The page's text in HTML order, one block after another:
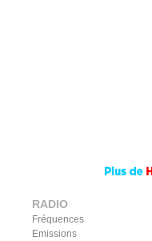
RADIO
Fréquences
Emissions